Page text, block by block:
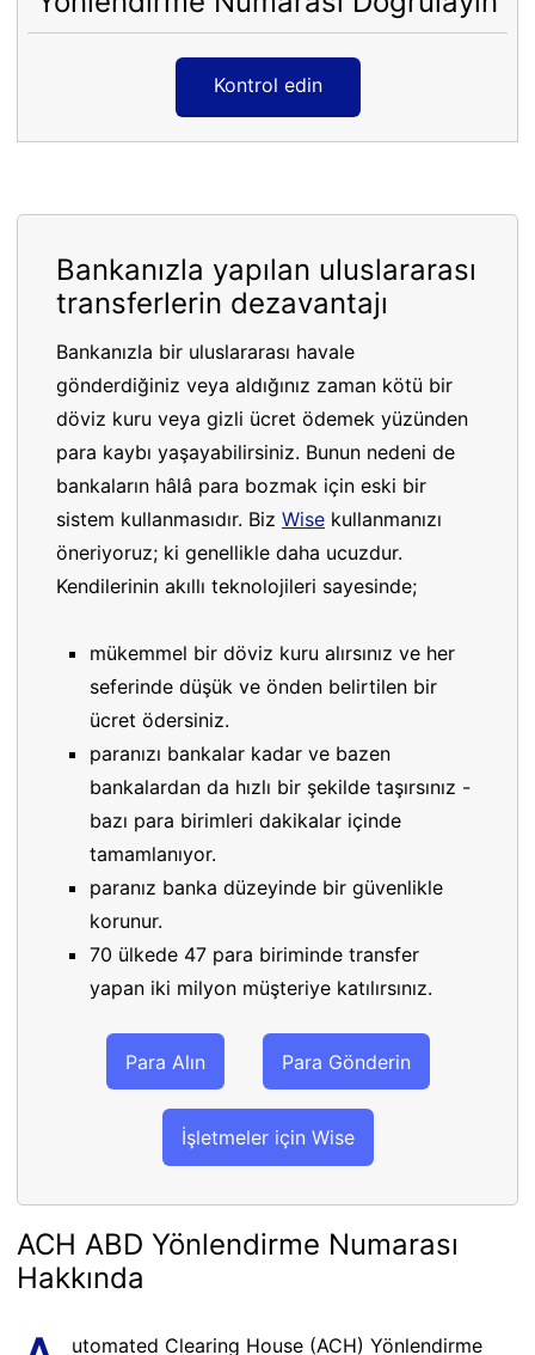
Kontrol edin
Bankanızla yapılan uluslararası
transferlerin dezavantajı
Bankanızla bir uluslararası havale
gönderdiğiniz veya aldığınız zaman kötü bir
döviz kuru veya gizli ücret ödemek yüzünden
para kaybı yaşayabilirsiniz. Bunun nedeni de
bankaların hâlâ para bozmak için eski bir
sistem kullanmasıdır. Biz Wise kullanmanızı
öneriyoruz; ki genellikle daha ucuzdur.
Kendilerinin akıllı teknolojileri sayesinde;
mükemmel bir döviz kuru alırsınız ve her
seferinde düşük ve önden belirtilen bir
ücret ödersiniz.
paranızı bankalar kadar ve bazen
bankalardan da hızlı bir şekilde taşırsınız -
bazı para birimleri dakikalar içinde
tamamlanıyor.
paranız banka düzeyinde bir güvenlikle
korunur.
70 ülkede 47 para biriminde transfer
yapan iki milyon müşteriye katılırsınız.
Para Alın Para Gönderin
İşletmeler için Wise
ACH ABD Yönlendirme Numarası
Hakkında
utomated Clearing House (ACH) Yönlendirme